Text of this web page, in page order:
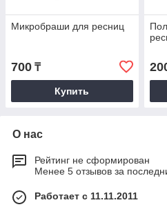
Микробраши для ресниц
700 ₸
Купить
О нас
Рейтинг не сформирован
Менее 5 отзывов за
Работает с 11.11.2011